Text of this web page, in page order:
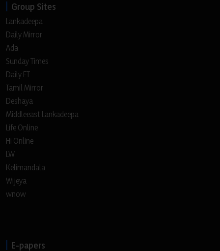
Group Sites
Lankadeepa
Daily Mirror
Ada
Sunday Times
Daily FT
Tamil Mirror
Deshaya
Middleeast Lankadeepa
Life Online
Hi Online
LW
Kelimandala
Wijeya
wnow
E-papers